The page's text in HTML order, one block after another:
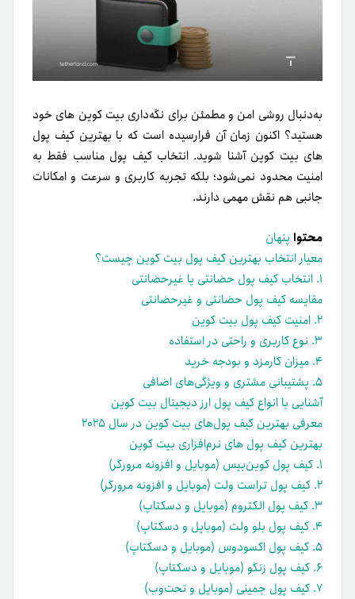
به‌دنبال روشی امن و مطمئن برای نگه‌داری بیت کوین های خود
هستید؟ اکنون زمان آن فرارسیده است که با بهترین کیف پول
های بیت کوین آشنا شوید. انتخاب کیف پول مناسب فقط به
امنیت محدود نمی‌شود؛ بلکه تجربه کاربری و سرعت و امکانات
جانبی هم نقش مهمی دارند.
محتوا پنهان
معیار انتخاب بهترین کیف پول بیت کوین چیست؟
۱. انتخاب کیف پول حضانتی یا غیرحضانتی
مقایسه کیف پول حضانتی و غیرحضانتی
۲. امنیت کیف پول بیت کوین
۳. نوع کاربری و راحتی در استفاده
۴. میزان کارمزد و بودجه خرید
۵. پشتیبانی مشتری و ویژگی‌های اضافی
آشنایی با انواع کیف پول ارز دیجیتال بیت کوین
معرفی بهترین کیف پول‌های بیت کوین در سال ۲۰۲۵
بهترین کیف پول های نرم‌افزاری بیت کوین
۱. کیف پول کوین‌بیس (موبایل و افزونه مرورگر)
۲. کیف پول تراست‌ ولت (موبایل و افزونه مرورگر)
۳. کیف پول الکتروم (موبایل و دسکتاپ)
۴. کیف پول بلو ولت (موبایل و دسکتاپ)
۵. کیف پول اکسودوس (موبایل و دسکتاپ)
۶. کیف پول زنگو (موبایل و دسکتاپ)
۷. کیف پول جمینی (موبایل و تحت‌وب)